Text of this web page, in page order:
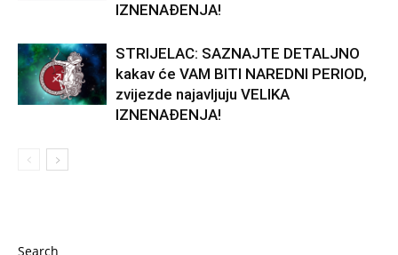
IZNENAĐENJA!
STRIJELAC: SAZNAJTE DETALJNO
kakav će VAM BITI NAREDNI PERIOD,
zvijezde najavljuju VELIKA
IZNENAĐENJA!
Search